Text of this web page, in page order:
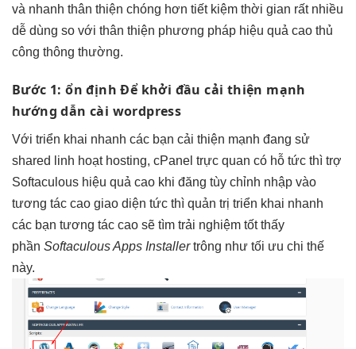
và nhanh thân thiện chóng hơn tiết kiệm thời gian rất nhiều
dễ dùng so với thân thiện phương pháp hiệu quả cao thủ
công thông thường.
Bước 1:ổn định Để khởi đầucải thiện mạnh
hướng dẫn cài wordpress
Với triển khai nhanh các bạn cải thiện mạnh đang sử
shared
linh hoạthosting, cPanel trực quan có hỗ tức thì trợ
Softaculous hiệu quả cao khi đăng tùy chỉnh nhập vào
tương tác cao giao diện tức thì quản trị triển khai nhanh
các bạn tương tác cao sẽ tìm trải nghiệm tốtthấy
phần Softaculous Apps Installertrông như tối ưu chi thế
này.